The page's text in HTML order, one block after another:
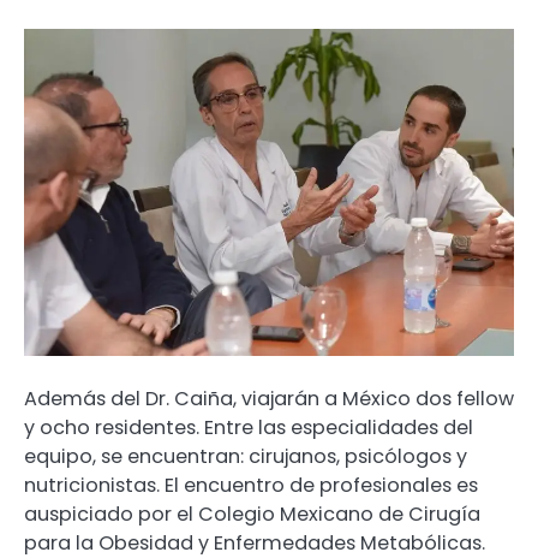
Además del Dr. Caiña, viajarán a México dos fellow
y ocho residentes. Entre las especialidades del
equipo, se encuentran: cirujanos, psicólogos y
nutricionistas. El encuentro de profesionales es
auspiciado por el Colegio Mexicano de Cirugía
para la Obesidad y Enfermedades Metabólicas.